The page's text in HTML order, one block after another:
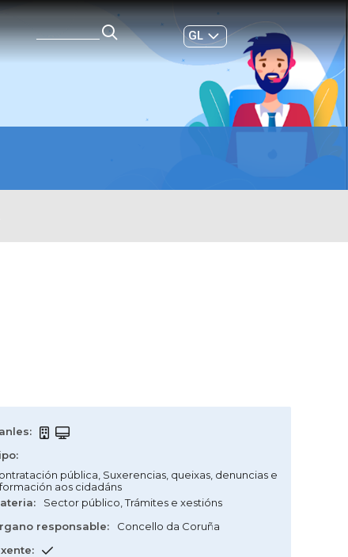
GL
ES|
:
:
pública Suxerencias, queixas, denuncias e
aos cidadáns
: Sector público ,Trámites e xestións
responsable:
Concello da Coruña
: